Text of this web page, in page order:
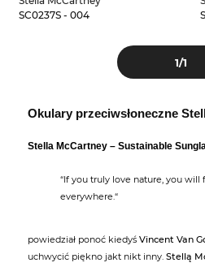
SC0237S - 004
1/1
Okulary przeciwsłoneczne
Stella McCartney – Sustainable
“If you truly love nature, you will
everywhere.“
powiedział ponoć kiedyś Vincent Van
uchwycić piękno jakt nikt inny. Stellą